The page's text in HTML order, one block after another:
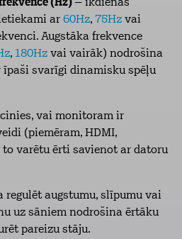
(Hz)– ikdienas
ar 60Hz, 75Hz vai
Augstāka frekvence
, 180Hz vai vairāk) nodrošina
īpaši svarīgi dinamisku spēļu
vai monitoram ir
(piemēram, HDMI,
to varētu ērti savienot ar datoru
regulēt augstumu, slīpumu vai
uz sāniem nodrošina ērtāku
pareizu stāju.